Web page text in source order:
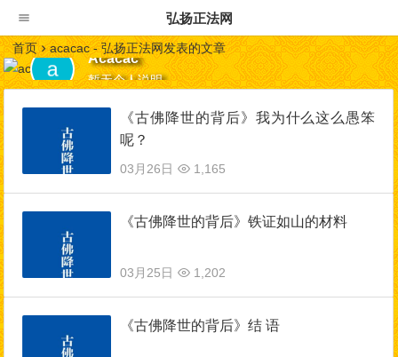
弘扬正法网
首页 acacac - 弘扬正法网发表的文章
Acacac
暂无个人说明
《古佛降世的背后》我为什么这么愚笨
呢？
03月26日 1,165
《古佛降世的背后》铁证如山的材料
03月25日 1,202
《古佛降世的背后》结 语